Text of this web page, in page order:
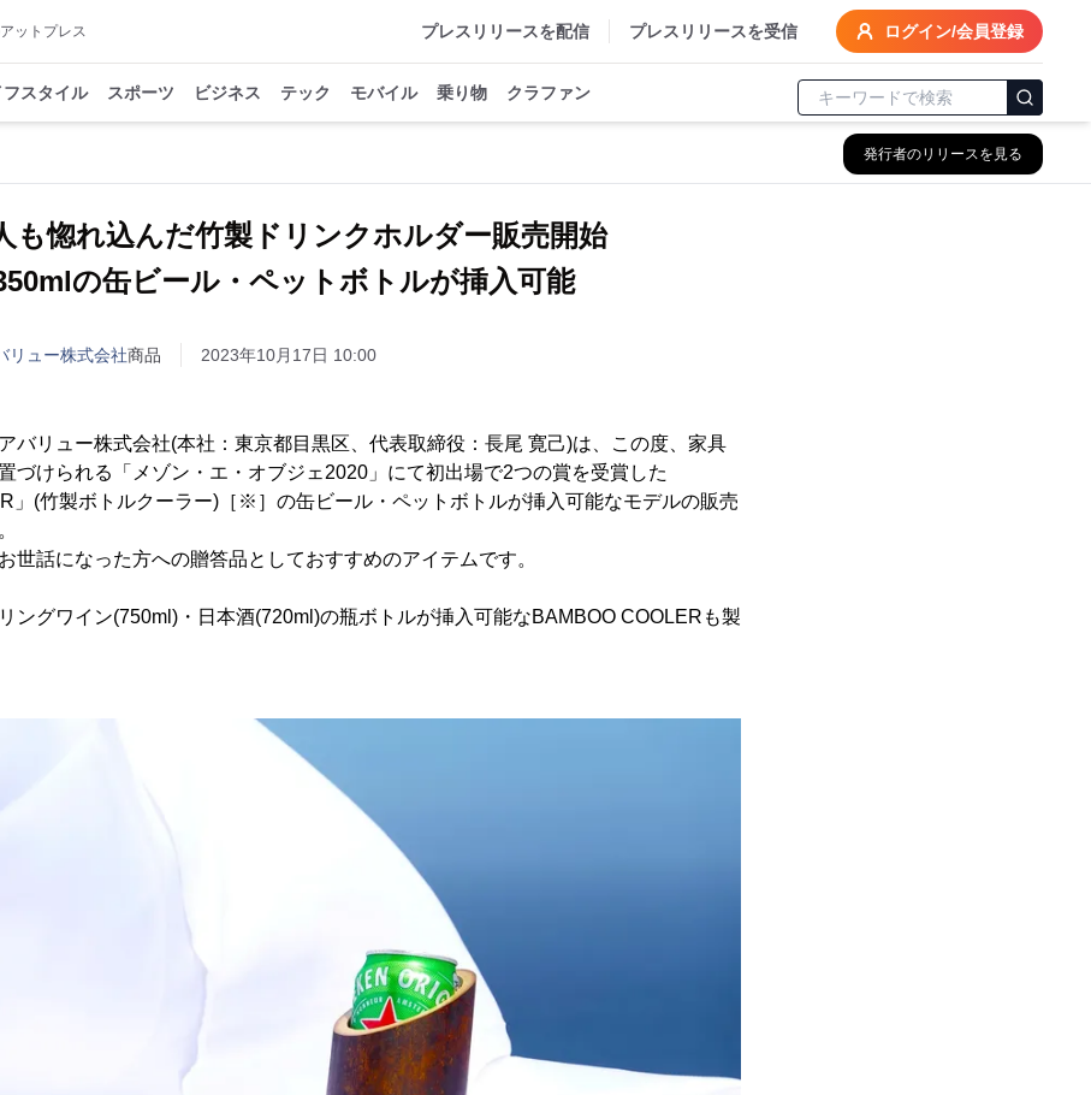
ットプレス プレスリリースを配信 プレスリリースを受信 ログイン/会員登録
フスタイル スポーツ ビジネス テック モバイル 乗り物 クラファン
発行者のリリースを見る
も惚れ込んだ竹製ドリンクホルダー販売開始
の缶ビール・ペットボトルが挿入可能
リュー株式会社商品 2023年10月17日 10:00
バリュー株式会社(本社：東京都目黒区、代表取締役：長尾 寛己)は、この度、家具
づけられる「メゾン・エ・オブジェ2020」にて初出場で2つの賞を受賞した
」(竹製ボトルクーラー)［※］の缶ビール・ペットボトルが挿入可能なモデルの販売
世話になった方への贈答品としておすすめのアイテムです。
ングワイン(750ml)・日本酒(720ml)の瓶ボトルが挿入可能なBAMBOO COOLERも製